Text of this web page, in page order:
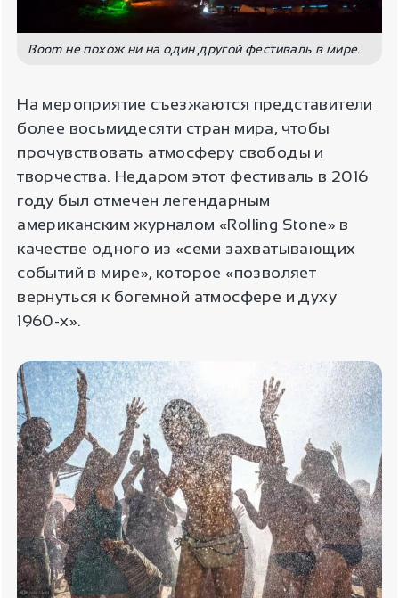
Boom не похож ни на один другой фестиваль в мире.
На мероприятие съезжаются представители
более восьмидесяти стран мира, чтобы
прочувствовать атмосферу свободы и
творчества. Недаром этот фестиваль в 2016
году был отмечен легендарным
американским журналом «Rolling Stone» в
качестве одного из «семи захватывающих
событий в мире», которое «позволяет
вернуться к богемной атмосфере и духу
1960-х».